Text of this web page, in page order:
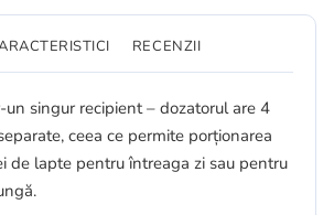
RECENZII
singur recipient – dozatorul are 4
ceea ce permite porționarea
de lapte pentru întreaga zi sau pentru